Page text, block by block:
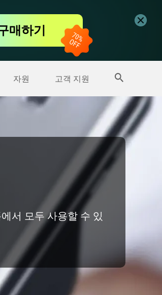
매하기
자원 고객 지원
더 많은 제품
서 모두 사용할 수 있